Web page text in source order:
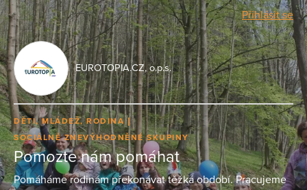
Přihlásit se
EUROTOPIA.CZ, o.p.s.
DĚTI, MLÁDEŽ, RODINA
SOCIÁLNĚ ZNEVÝHODNĚNÉ SKUPINY
Pomozte nám pomáhat
Pomáháme rodinám překonávat těžká období. Pracujeme